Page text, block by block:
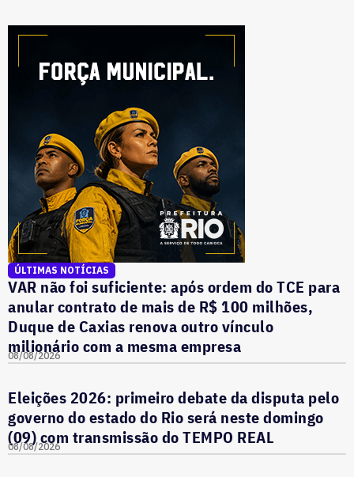
ÚLTIMAS NOTÍCIAS
VAR não foi suficiente: após ordem do TCE para
anular contrato de mais de R$ 100 milhões,
Duque de Caxias renova outro vínculo
milionário com a mesma empresa
08/08/2026
Eleições 2026: primeiro debate da disputa pelo
governo do estado do Rio será neste domingo
(09) com transmissão do TEMPO REAL
08/08/2026